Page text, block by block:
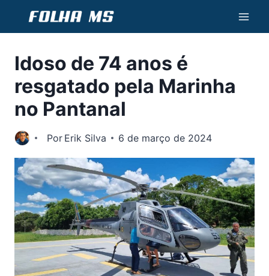
Conteúdo
Idoso de 74 anos é
resgatado pela Marinha
no Pantanal
Por Erik Silva 6 de março de 2024